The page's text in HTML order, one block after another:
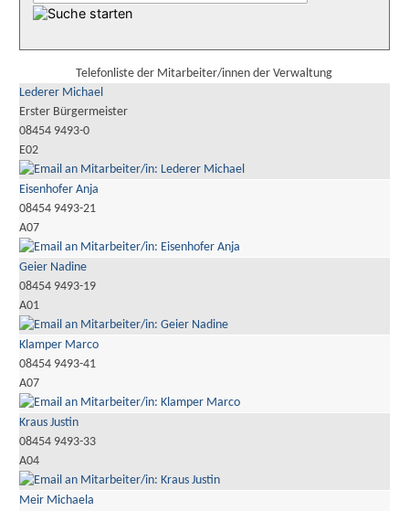
Telefonliste der Mitarbeiter/innen der Verwaltung
Lederer Michael
Erster Bürgermeister
08454 9493-0
E02
Eisenhofer Anja
08454 9493-21
A07
Geier Nadine
08454 9493-19
A01
Klamper Marco
08454 9493-41
A07
Kraus Justin
08454 9493-33
A04
Meir Michaela